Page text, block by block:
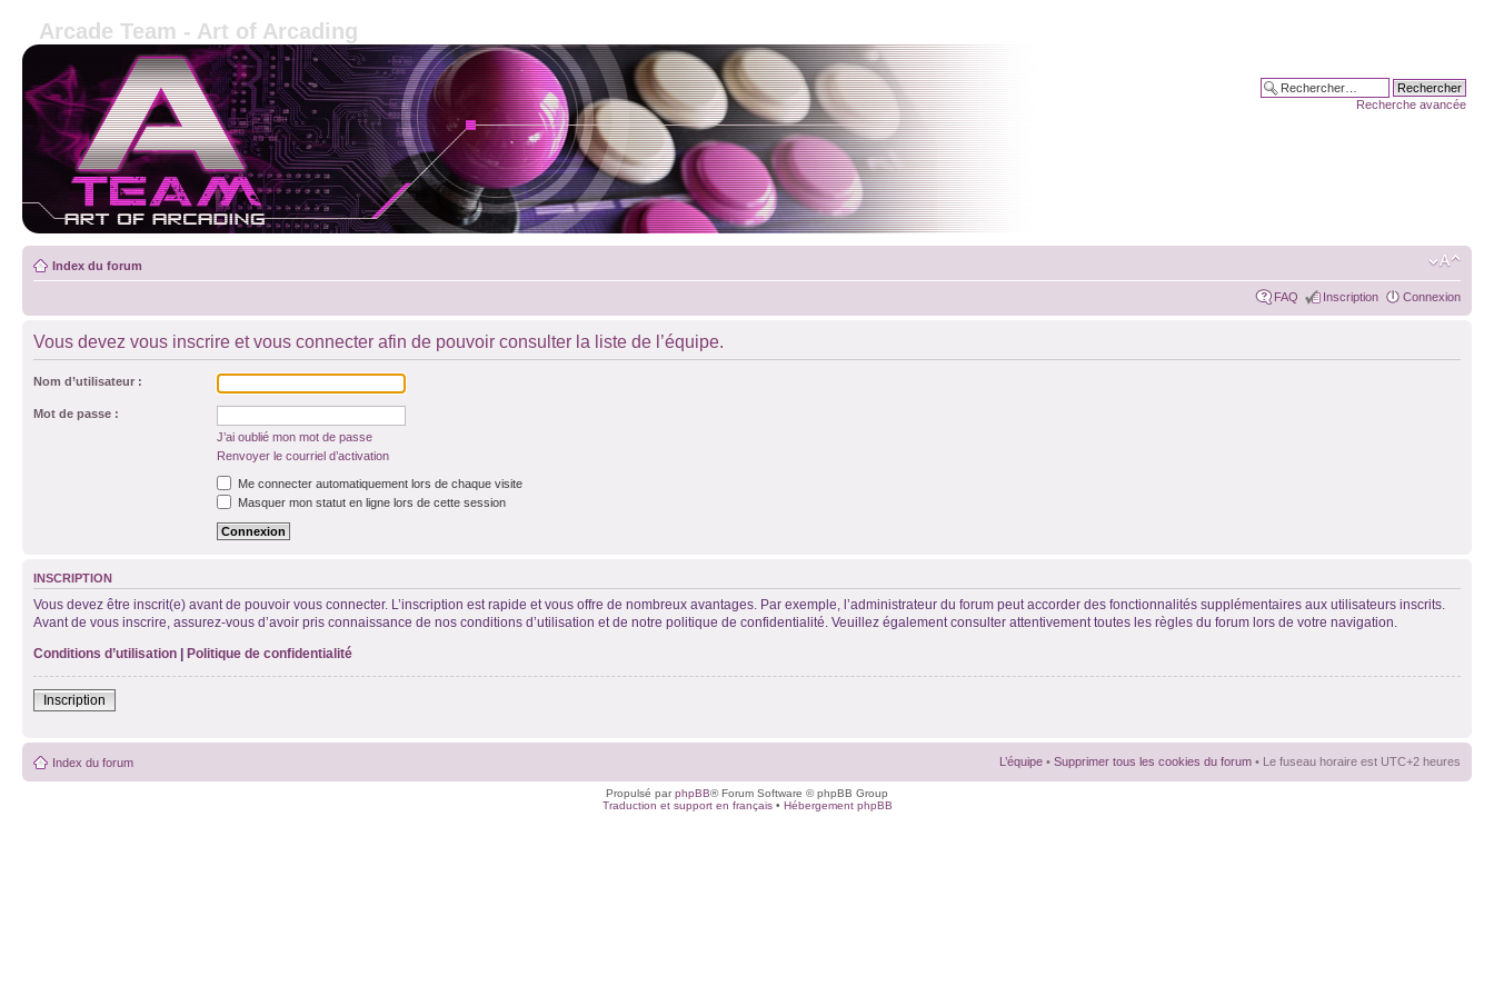
Arcade Team - Art of Arcading
Recherche avancée
Index du forum
FAQ Inscription Connexion
Vous devez vous inscrire et vous connecter afin de pouvoir consulter la liste de l’équipe.
Nom d’utilisateur :
Mot de passe :
J’ai oublié mon mot de passe
Renvoyer le courriel d’activation
Me connecter automatiquement lors de chaque visite
Masquer mon statut en ligne lors de cette session
INSCRIPTION
Vous devez être inscrit(e) avant de pouvoir vous connecter. L’inscription est rapide et vous offre de nombreux avantages. Par exemple, l’administrateur du forum peut accorder des fonctionnalités supplémentaires aux utilisateurs inscrits.
Avant de vous inscrire, assurez-vous d’avoir pris connaissance de nos conditions d’utilisation et de notre politique de confidentialité. Veuillez également consulter attentivement toutes les règles du forum lors de votre navigation.
Conditions d’utilisation | Politique de confidentialité
Inscription
Index du forum L’équipe • Supprimer tous les cookies du forum • Le fuseau horaire est UTC+2 heures
Propulsé parphpBB® Forum Software © phpBB Group
Traduction et support en français• Hébergement phpBB